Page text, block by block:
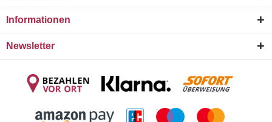
Informationen
Newsletter